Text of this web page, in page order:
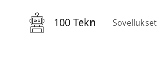
100 Tekn Sovellukset